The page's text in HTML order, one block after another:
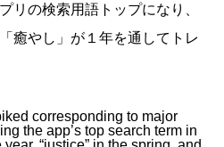
リの検索用語トップになり、
癒やし」が１年を通してトレ
corresponding to major
the app’s top search term in